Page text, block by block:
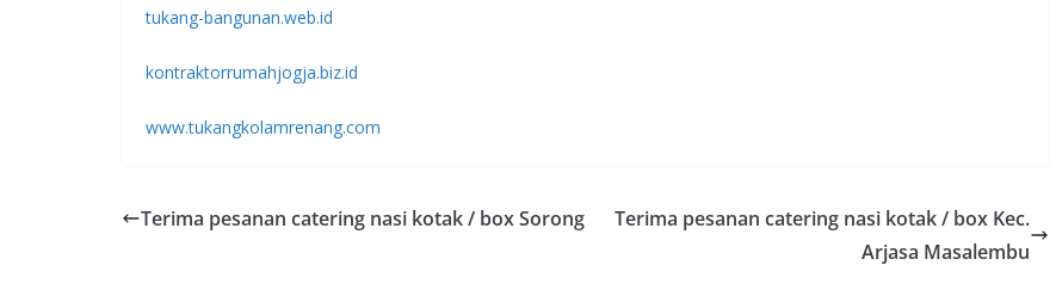
tukang-bangunan.web.id
kontraktorrumahjogja.biz.id
www.tukangkolamrenang.com
Terima pesanan catering nasi kotak / box Sorong
Terima pesanan catering nasi kotak / box Kec.
Arjasa Masalembu